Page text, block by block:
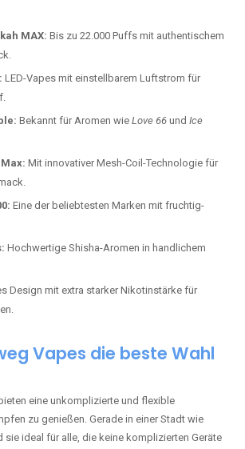
MAX: Bis zu 22.000 Puffs mit authentischem
LED-Vapes mit einstellbarem Luftstrom für
Bekannt für Aromen wie Love 66 und Ice
Mit innovativer Mesh-Coil-Technologie für
Eine der beliebtesten Marken mit fruchtig-
Hochwertige Shisha-Aromen in handlichem
Design mit extra starker Nikotinstärke für
Vapes die beste Wahl
eine unkomplizierte und flexible
zu genießen. Gerade in einer Stadt wie
sie ideal für alle, die keine komplizierten Geräte